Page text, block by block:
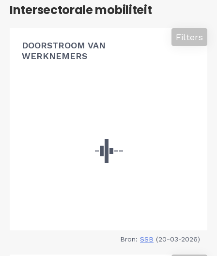
Intersectorale mobiliteit
DOORSTROOM VAN
WERKNEMERS
Filters
Bron: SSB (20-03-2026)